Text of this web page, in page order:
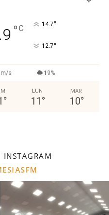
°C 14.7°
12.7°
s 19%
°
LUN
11 °
MAR
10°
INSTAGRAM